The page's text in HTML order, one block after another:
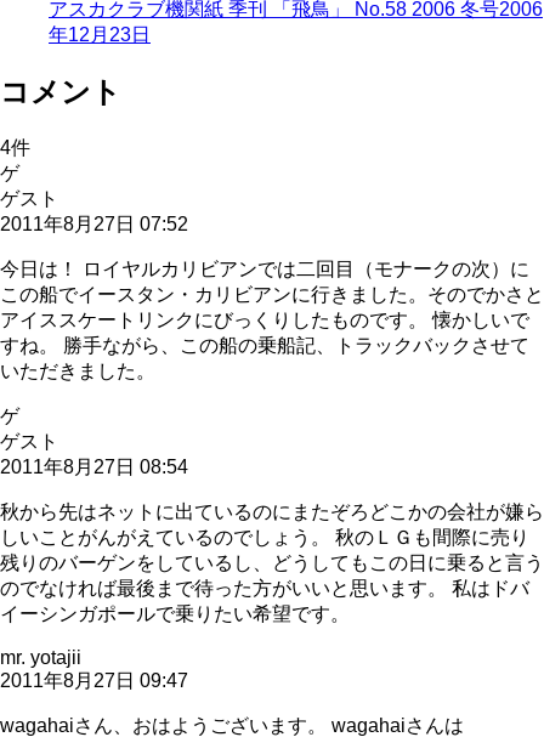
アスカクラブ機関紙 季刊 「飛鳥」 No.58 2006 冬号2006
年12月23日
コメント
4件
ゲ
ゲスト
2011年8月27日 07:52
今日は！ ロイヤルカリビアンでは二回目（モナークの次）に
この船でイースタン・カリビアンに行きました。そのでかさと
アイススケートリンクにびっくりしたものです。 懐かしいで
すね。 勝手ながら、この船の乗船記、トラックバックさせて
いただきました。
ゲ
ゲスト
2011年8月27日 08:54
秋から先はネットに出ているのにまたぞろどこかの会社が嫌ら
しいことがんがえているのでしょう。 秋のＬＧも間際に売り
残りのバーゲンをしているし、どうしてもこの日に乗ると言う
のでなければ最後まで待った方がいいと思います。 私はドバ
イーシンガポールで乗りたい希望です。
mr. yotajii
2011年8月27日 09:47
wagahaiさん、おはようございます。 wagahaiさんは